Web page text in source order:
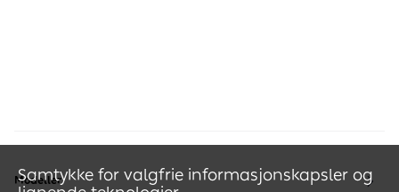
Samtykke for valgfrie informasjonskapsler og
Modeller